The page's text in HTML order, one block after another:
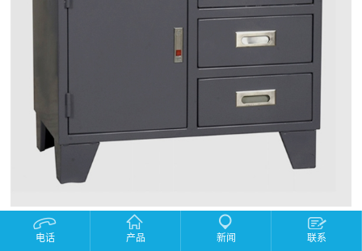
产品描述：
电话 产品 新闻 联系